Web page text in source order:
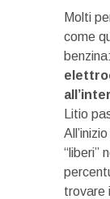
Molti
come
Litio
“liberi”
trovare